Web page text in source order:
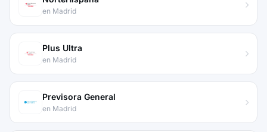
en Madrid
Plus Ultra
en Madrid
Previsora General
en Madrid